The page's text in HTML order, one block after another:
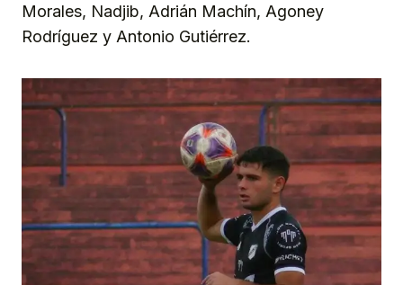
Morales, Nadjib, Adrián Machín, Agoney
Rodríguez y Antonio Gutiérrez.